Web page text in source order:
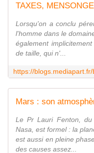
Lorsqu'on a conclu
l'homme dans le
également
de taille, qui n'...
Mars : son
Le Pr Lauri Fenton,
Nasa, est formel : la
est aussi en pleine
des causes assez...